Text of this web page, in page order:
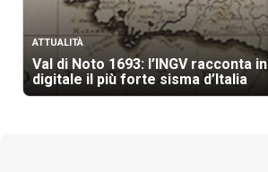
ATTUALITÀ
Val di Noto 1693: l’INGV racconta in
digitale il più forte sisma d’Italia